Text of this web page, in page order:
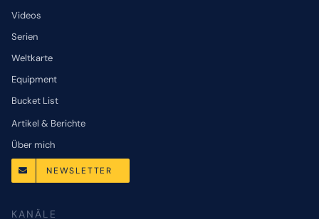
Videos
Serien
Weltkarte
Equipment
Bucket List
Artikel & Berichte
Über mich
NEWSLETTER
KANÄLE